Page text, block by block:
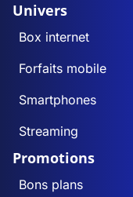
Univers
Box internet
Forfaits mobile
Smartphones
Streaming
Promotions
Bons plans